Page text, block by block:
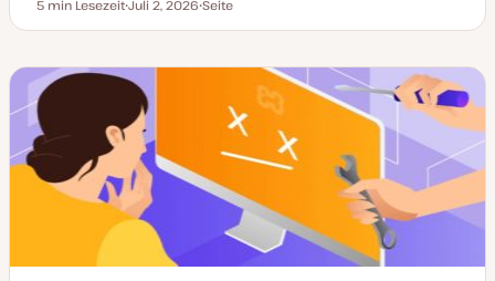
Lesezeit
5 min Lesezeit
a
m
u
i
s
i
e
Juli 2, 2026
o
Seite